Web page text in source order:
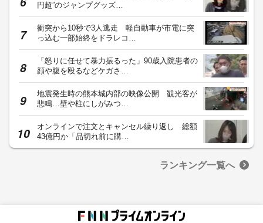
円超”のジャンプグッズ…
衝突から10秒で3人逃走 軽自動車が市電に突
っ込む一部始終をドラレコ…
「怒りに任せて暴力振るった」90歳入院患者の
顔や腹を殴るなどケガさ…
地震発生時の熊本城内部の映像公開 観光客が
悲鳴…壁や柱にしがみつ…
オンラインで注文とキャンセル繰り返し 総額
43億円か「品切れ前に購…
ランキング一覧へ